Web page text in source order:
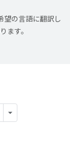
望の言語に翻訳し
ます。